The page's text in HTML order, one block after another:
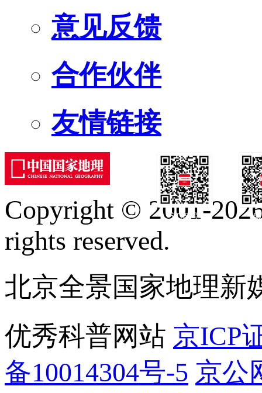
意见反馈
合作伙伴
友情链接
订阅号
Copyright © 2001-
rights reserved.
北京全景国家地理新
优秀科普网站 京ICP
备10014304号-5 京公